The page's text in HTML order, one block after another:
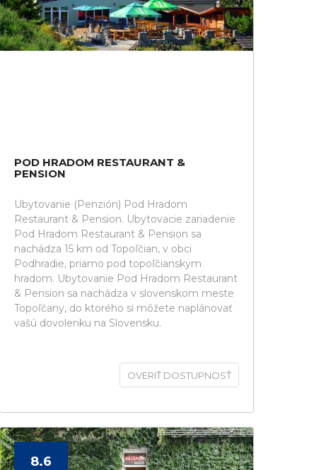
POD HRADOM RESTAURANT &
PENSION
Ubytovanie (Penzión) Pod Hradom
Restaurant & Pension. Ubytovacie zariadenie
Pod Hradom Restaurant & Pension sa
nachádza 15 km od Topoľčian, v obci
Podhradie, priamo pod topoľčianskym
hradom. Ubytovanie Pod Hradom Restaurant
& Pension sa nachádza v slovenskom meste
Topoľčany, do ktorého si môžete naplánovať
vašú dovolenku na Slovensku.
OVERIŤ DOSTUPNOSŤ
8.6